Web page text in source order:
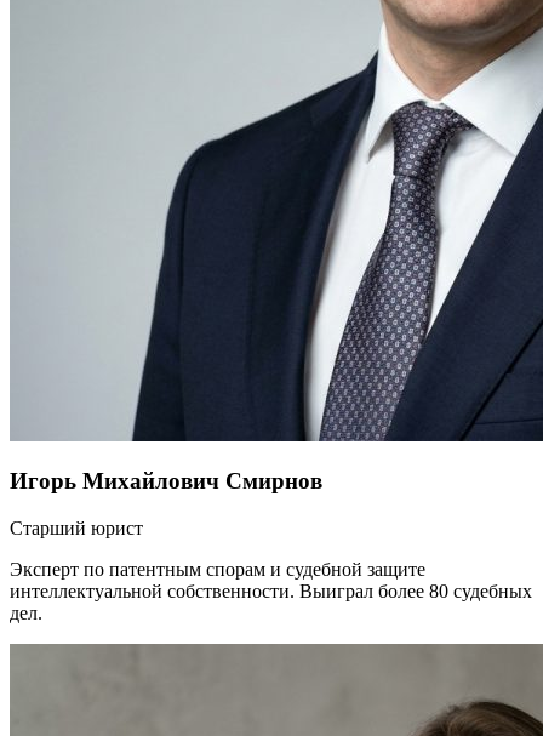
Игорь Михайлович Смирнов
Старший юрист
Эксперт по патентным спорам и судебной защите
интеллектуальной собственности. Выиграл более 80 судебных
дел.